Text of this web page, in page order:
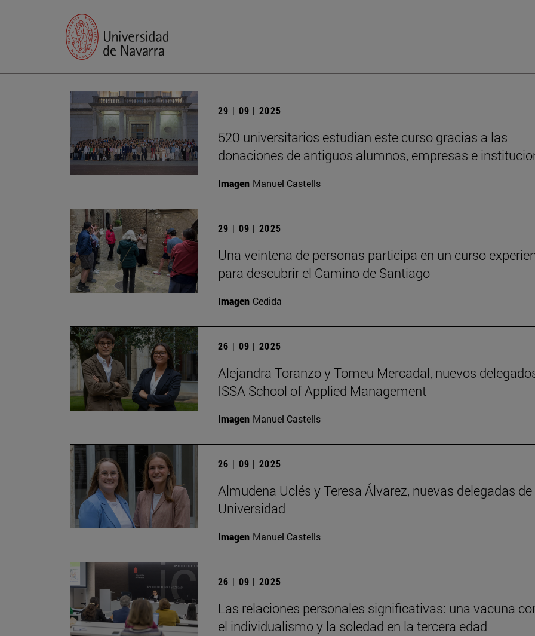
29 | 09 | 2025
520 universitarios estudian este curso gracias a las
donaciones de antiguos alumnos, empresas e
Imagen Manuel Castells
29 | 09 | 2025
Una veintena de personas participa en un curso
para descubrir el Camino de Santiago
Imagen Cedida
26 | 09 | 2025
Alejandra Toranzo y Tomeu Mercadal, nuevos
ISSA School of Applied Management
Imagen Manuel Castells
26 | 09 | 2025
Almudena Uclés y Teresa Álvarez, nuevas delegadas de
Universidad
Imagen Manuel Castells
26 | 09 | 2025
Las relaciones personales significativas: una vacuna
el individualismo y la soledad en la tercera edad